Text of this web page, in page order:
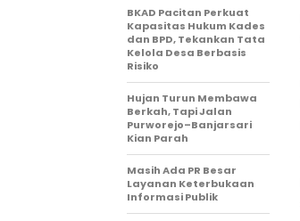
BKAD Pacitan Perkuat
Kapasitas Hukum Kades
dan BPD, Tekankan Tata
Kelola Desa Berbasis
Risiko
Hujan Turun Membawa
Berkah, Tapi Jalan
Purworejo–Banjarsari
Kian Parah
Masih Ada PR Besar
Layanan Keterbukaan
Informasi Publik